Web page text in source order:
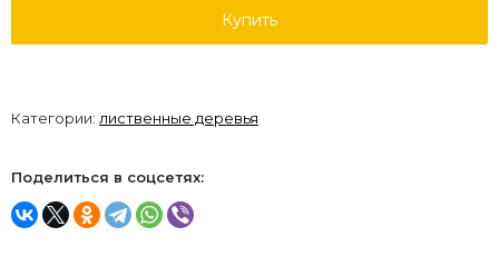
Купить
Категории: лиственные деревья
Поделиться в соцсетях: